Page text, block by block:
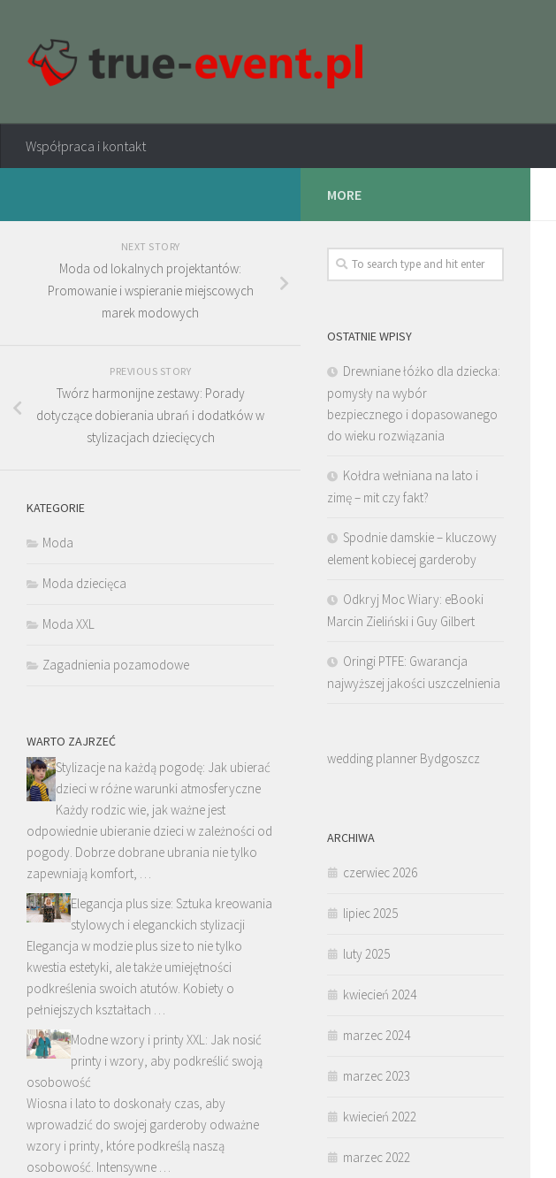
Współpraca i kontakt
NEXT STORY
Moda od lokalnych projektantów:
Promowanie i wspieranie miejscowych
marek modowych
PREVIOUS STORY
Twórz harmonijne zestawy: Porady
dotyczące dobierania ubrań i dodatków w
stylizacjach dziecięcych
KATEGORIE
Moda
Moda dziecięca
Moda XXL
Zagadnienia pozamodowe
WARTO ZAJRZEĆ
Stylizacje na każdą pogodę: Jak ubierać
dzieci w różne warunki atmosferyczne
Każdy rodzic wie, jak ważne jest
odpowiednie ubieranie dzieci w zależności od
pogody. Dobrze dobrane ubrania nie tylko
zapewniają komfort, …
Elegancja plus size: Sztuka kreowania
stylowych i eleganckich stylizacji
Elegancja w modzie plus size to nie tylko
kwestia estetyki, ale także umiejętności
podkreślenia swoich atutów. Kobiety o
pełniejszych kształtach …
Modne wzory i printy XXL: Jak nosić
printy i wzory, aby podkreślić swoją
osobowość
Wiosna i lato to doskonały czas, aby
wprowadzić do swojej garderoby odważne
wzory i printy, które podkreślą naszą
osobowość. Intensywne …
MORE
OSTATNIE WPISY
Drewniane łóżko dla dziecka:
pomysły na wybór
bezpiecznego i dopasowanego
do wieku rozwiązania
Kołdra wełniana na lato i
zimę – mit czy fakt?
Spodnie damskie – kluczowy
element kobiecej garderoby
Odkryj Moc Wiary: eBooki
Marcin Zieliński i Guy Gilbert
Oringi PTFE: Gwarancja
najwyższej jakości uszczelnienia
wedding planner Bydgoszcz
ARCHIWA
czerwiec 2026
lipiec 2025
luty 2025
kwiecień 2024
marzec 2024
marzec 2023
kwiecień 2022
marzec 2022